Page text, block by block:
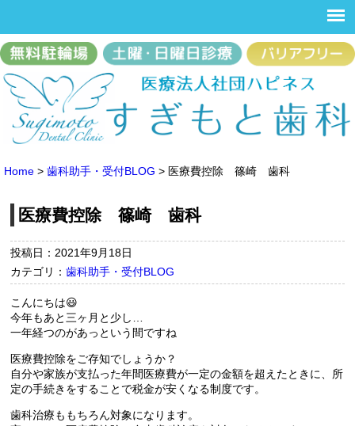
Home > 歯科助手・受付BLOG > 医療費控除 篠崎 歯科
医療費控除 篠崎 歯科
投稿日：2021年9月18日
カテゴリ：歯科助手・受付BLOG
こんにちは😃
今年もあと三ヶ月と少し…
一年経つのがあっという間ですね
医療費控除をご存知でしょうか？
自分や家族が支払った年間医療費が一定の金額を超えたときに、所
定の手続きをすることで税金が安くなる制度です。
歯科治療ももちろん対象になります。